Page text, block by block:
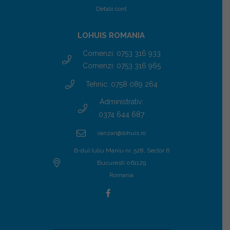
Detalii cont
LOHUIS ROMANIA
Comenzi: 0753 316 933
Comenzi: 0753 316 965
Tehnic: 0758 089 264
Administrativ:
0374 644 687
vanzari@lohuis.ro
B-dul Iuliu Maniu nr. 528, Sector 6
Bucuresti 061129
Romania